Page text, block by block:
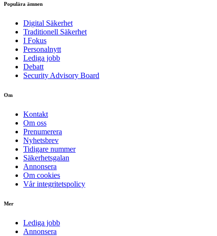
Populära ämnen
Digital Säkerhet
Traditionell Säkerhet
I Fokus
Personalnytt
Lediga jobb
Debatt
Security Advisory Board
Om
Kontakt
Om oss
Prenumerera
Nyhetsbrev
Tidigare nummer
Säkerhetsgalan
Annonsera
Om cookies
Vår integritetspolicy
Mer
Lediga jobb
Annonsera